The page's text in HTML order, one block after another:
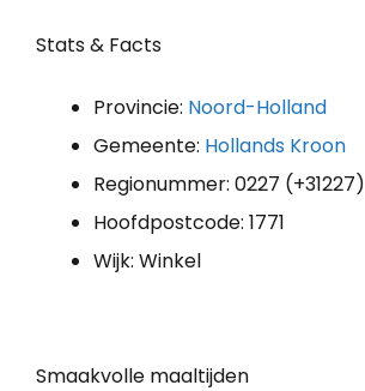
Stats & Facts
Provincie: Noord-Holland
Gemeente: Hollands Kroon
Regionummer: 0227 (+31227)
Hoofdpostcode: 1771
Wijk: Winkel
Smaakvolle maaltijden